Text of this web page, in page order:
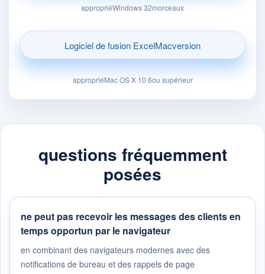
appropriéWindows 32morceaux
Logiciel de fusion ExcelMacversion
appropriéMac OS X 10.6ou supérieur
questions fréquemment
posées
ne peut pas recevoir les messages des clients en
temps opportun par le navigateur
en combinant des navigateurs modernes avec des
notifications de bureau et des rappels de page